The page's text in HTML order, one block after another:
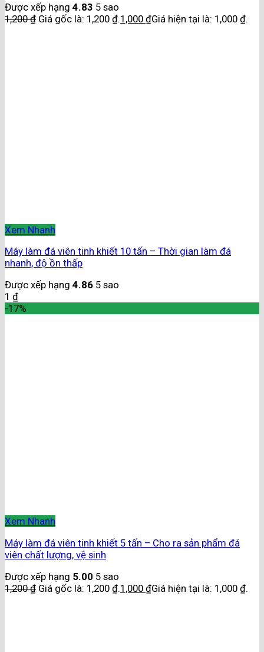
Được xếp hạng 4.83 5 sao
1,200₫ Giá gốc là: 1,200 ₫.1,000 ₫Giá hiện tại là: 1,000 ₫.
Xem Nhanh
Máy làm đá viên tinh khiết 10 tấn – Thời gian làm đá
nhanh, độ ồn thấp
Được xếp hạng 4.86 5 sao
1 ₫
-17%
Xem Nhanh
Máy làm đá viên tinh khiết 5 tấn – Cho ra sản phẩm đá
viên chất lượng, vệ sinh
Được xếp hạng 5.00 5 sao
1,200₫ Giá gốc là: 1,200 ₫.1,000 ₫Giá hiện tại là: 1,000 ₫.